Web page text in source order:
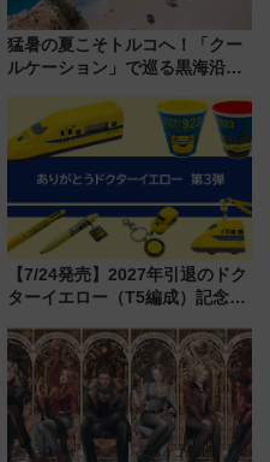
猛暑の夏こそトルコへ！「クー
ルケーション」で巡る黒海沿岸
連検索数が前年比237％増、ナ
ショジオも認める『2026年に訪
れるべき世界の旅先』
【7/24発売】2027年引退のドク
ターイエロー（T5編成）記念グ
送の目覚まし時計など通販・販
売店舗まとめ